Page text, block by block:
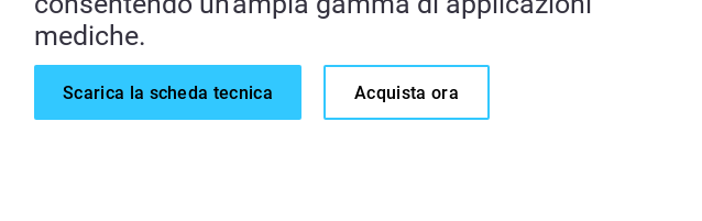
mediche.
Scarica la scheda tecnica Acquista ora